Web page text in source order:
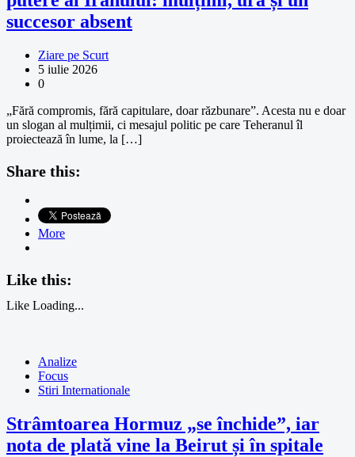
succesor absent
Ziare pe Scurt
5 iulie 2026
0
„Fără compromis, fără capitulare, doar răzbunare”. Acesta nu e doar
un slogan al mulțimii, ci mesajul politic pe care Teheranul îl
proiectează în lume, la […]
Share this:
More
Like this:
Like Loading...
Analize
Focus
Stiri Internationale
Strâmtoarea Hormuz „se închide”, iar
nota de plată vine la Beirut și în spitale